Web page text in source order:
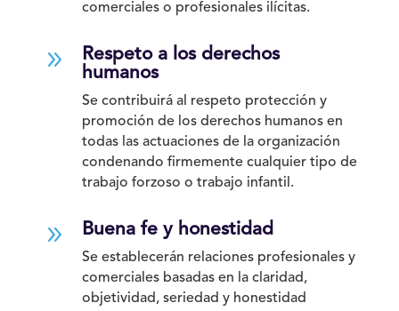
comerciales o profesionales ilícitas.
9
Respeto a los derechos
humanos
Se contribuirá al respeto protección y
promoción de los derechos humanos en
todas las actuaciones de la organización
condenando firmemente cualquier tipo de
trabajo forzoso o trabajo infantil.
9 Buena fe y honestidad
Se establecerán relaciones profesionales y
comerciales basadas en la claridad,
objetividad, seriedad y honestidad